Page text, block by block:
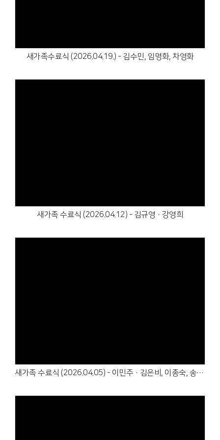
새가족수료식 (2026.04.19.) - 김수민, 임명화, 차영화
새가족 수료식 (2026.04.12) - 김규영·강영희
새가족 수료식 (2026.04.05) - 이민주·김은비, 이종숙, 송지해